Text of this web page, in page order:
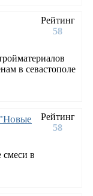
Рейтинг
58
в севастополе
Рейтинг
58
смеси в